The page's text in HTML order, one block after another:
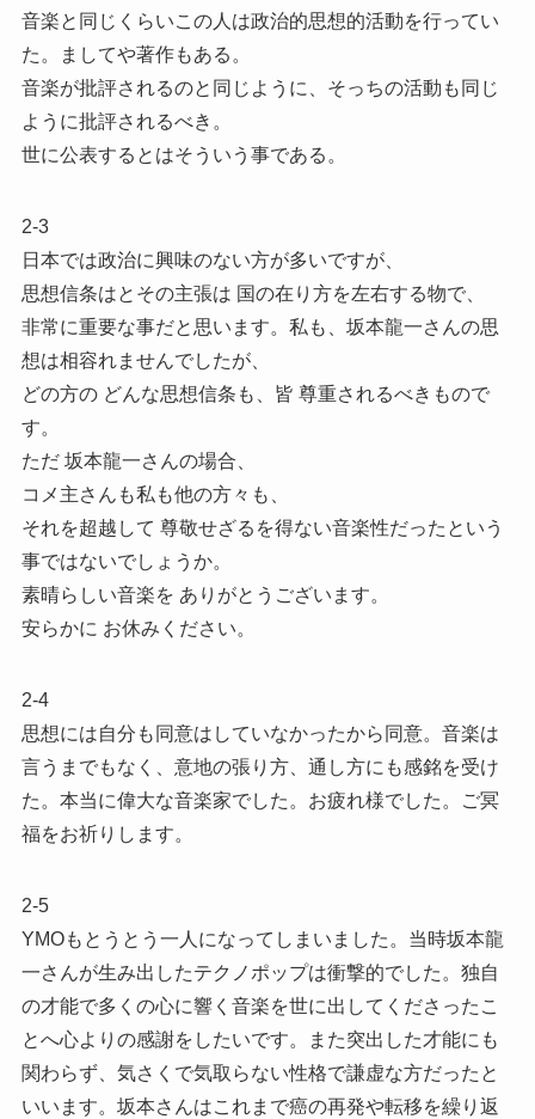
音楽と同じくらいこの人は政治的思想的活動を行ってい
た。ましてや著作もある。
音楽が批評されるのと同じように、そっちの活動も同じ
ように批評されるべき。
世に公表するとはそういう事である。
2-3
日本では政治に興味のない方が多いですが、
思想信条はとその主張は 国の在り方を左右する物で、
非常に重要な事だと思います。私も、坂本龍一さんの思
想は相容れませんでしたが、
どの方の どんな思想信条も、皆 尊重されるべきもので
す。
ただ 坂本龍一さんの場合、
コメ主さんも私も他の方々も、
それを超越して 尊敬せざるを得ない音楽性だったという
事ではないでしょうか。
素晴らしい音楽を ありがとうございます。
安らかに お休みください。
2-4
思想には自分も同意はしていなかったから同意。音楽は
言うまでもなく、意地の張り方、通し方にも感銘を受け
た。本当に偉大な音楽家でした。お疲れ様でした。ご冥
福をお祈りします。
2-5
YMOもとうとう一人になってしまいました。当時坂本龍
一さんが生み出したテクノポップは衝撃的でした。独自
の才能で多くの心に響く音楽を世に出してくださったこ
とへ心よりの感謝をしたいです。また突出した才能にも
関わらず、気さくで気取らない性格で謙虚な方だったと
いいます。坂本さんはこれまで癌の再発や転移を繰り返